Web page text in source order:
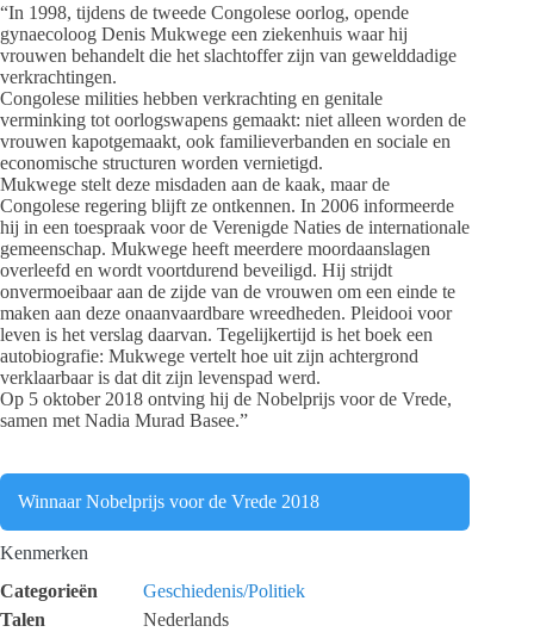
“In 1998, tijdens de tweede Congolese oorlog, opende
gynaecoloog Denis Mukwege een ziekenhuis waar hij
vrouwen behandelt die het slachtoffer zijn van gewelddadige
verkrachtingen.
Congolese milities hebben verkrachting en genitale
verminking tot oorlogswapens gemaakt: niet alleen worden de
vrouwen kapotgemaakt, ook familieverbanden en sociale en
economische structuren worden vernietigd.
Mukwege stelt deze misdaden aan de kaak, maar de
Congolese regering blijft ze ontkennen. In 2006 informeerde
hij in een toespraak voor de Verenigde Naties de internationale
gemeenschap. Mukwege heeft meerdere moordaanslagen
overleefd en wordt voortdurend beveiligd. Hij strijdt
onvermoeibaar aan de zijde van de vrouwen om een einde te
maken aan deze onaanvaardbare wreedheden. Pleidooi voor
leven is het verslag daarvan. Tegelijkertijd is het boek een
autobiografie: Mukwege vertelt hoe uit zijn achtergrond
verklaarbaar is dat dit zijn levenspad werd.
Op 5 oktober 2018 ontving hij de Nobelprijs voor de Vrede,
samen met Nadia Murad Basee.”
Winnaar Nobelprijs voor de Vrede 2018
Kenmerken
Categorieën
Geschiedenis/Politiek
Talen
Nederlands